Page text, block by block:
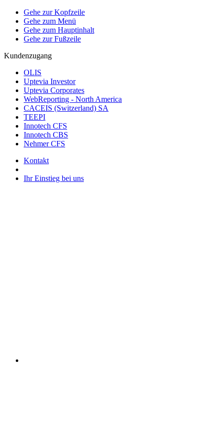
Gehe zur Kopfzeile
Gehe zum Menü
Gehe zum Hauptinhalt
Gehe zur Fußzeile
Kundenzugang
OLIS
Uptevia Investor
Uptevia Corporates
WebReporting - North America
CACEIS (Switzerland) SA
TEEPI
Innotech CFS
Innotech CBS
Nehmer CFS
Kontakt
Ihr Einstieg bei uns